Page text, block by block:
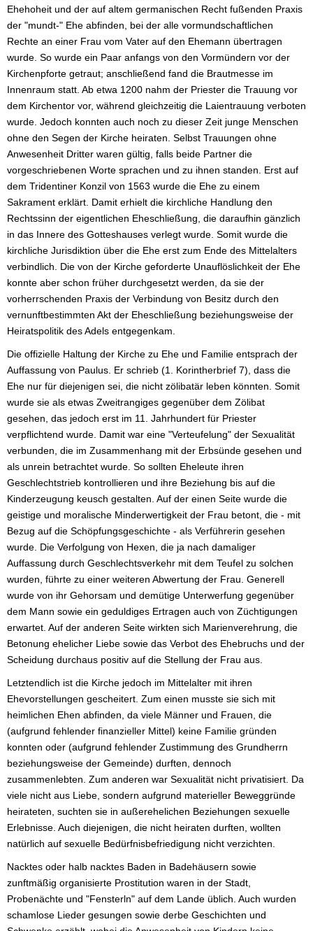
Ehehoheit und der auf altem germanischen Recht fußenden Praxis
der "mundt-" Ehe abfinden, bei der alle vormundschaftlichen
Rechte an einer Frau vom Vater auf den Ehemann übertragen
wurde. So wurde ein Paar anfangs von den Vormündern vor der
Kirchenpforte getraut; anschließend fand die Brautmesse im
Innenraum statt. Ab etwa 1200 nahm der Priester die Trauung vor
dem Kirchentor vor, während gleichzeitig die Laientrauung verboten
wurde. Jedoch konnten auch noch zu dieser Zeit junge Menschen
ohne den Segen der Kirche heiraten. Selbst Trauungen ohne
Anwesenheit Dritter waren gültig, falls beide Partner die
vorgeschriebenen Worte sprachen und zu ihnen standen. Erst auf
dem Tridentiner Konzil von 1563 wurde die Ehe zu einem
Sakrament erklärt. Damit erhielt die kirchliche Handlung den
Rechtssinn der eigentlichen Eheschließung, die daraufhin gänzlich
in das Innere des Gotteshauses verlegt wurde. Somit wurde die
kirchliche Jurisdiktion über die Ehe erst zum Ende des Mittelalters
verbindlich. Die von der Kirche geforderte Unauflöslichkeit der Ehe
konnte aber schon früher durchgesetzt werden, da sie der
vorherrschenden Praxis der Verbindung von Besitz durch den
vernunftbestimmten Akt der Eheschließung beziehungsweise der
Heiratspolitik des Adels entgegenkam.
Die offizielle Haltung der Kirche zu Ehe und Familie entsprach der
Auffassung von Paulus. Er schrieb (1. Korintherbrief 7), dass die
Ehe nur für diejenigen sei, die nicht zölibatär leben könnten. Somit
wurde sie als etwas Zweitrangiges gegenüber dem Zölibat
gesehen, das jedoch erst im 11. Jahrhundert für Priester
verpflichtend wurde. Damit war eine "Verteufelung" der Sexualität
verbunden, die im Zusammenhang mit der Erbsünde gesehen und
als unrein betrachtet wurde. So sollten Eheleute ihren
Geschlechtstrieb kontrollieren und ihre Beziehung bis auf die
Kinderzeugung keusch gestalten. Auf der einen Seite wurde die
geistige und moralische Minderwertigkeit der Frau betont, die - mit
Bezug auf die Schöpfungsgeschichte - als Verführerin gesehen
wurde. Die Verfolgung von Hexen, die ja nach damaliger
Auffassung durch Geschlechtsverkehr mit dem Teufel zu solchen
wurden, führte zu einer weiteren Abwertung der Frau. Generell
wurde von ihr Gehorsam und demütige Unterwerfung gegenüber
dem Mann sowie ein geduldiges Ertragen auch von Züchtigungen
erwartet. Auf der anderen Seite wirkten sich Marienverehrung, die
Betonung ehelicher Liebe sowie das Verbot des Ehebruchs und der
Scheidung durchaus positiv auf die Stellung der Frau aus.
Letztendlich ist die Kirche jedoch im Mittelalter mit ihren
Ehevorstellungen gescheitert. Zum einen musste sie sich mit
heimlichen Ehen abfinden, da viele Männer und Frauen, die
(aufgrund fehlender finanzieller Mittel) keine Familie gründen
konnten oder (aufgrund fehlender Zustimmung des Grundherrn
beziehungsweise der Gemeinde) durften, dennoch
zusammenlebten. Zum anderen war Sexualität nicht privatisiert. Da
viele nicht aus Liebe, sondern aufgrund materieller Beweggründe
heirateten, suchten sie in außerehelichen Beziehungen sexuelle
Erlebnisse. Auch diejenigen, die nicht heiraten durften, wollten
natürlich auf sexuelle Bedürfnisbefriedigung nicht verzichten.
Nacktes oder halb nacktes Baden in Badehäusern sowie
zunftmäßig organisierte Prostitution waren in der Stadt,
Probenächte und "Fensterln" auf dem Lande üblich. Auch wurden
schamlose Lieder gesungen sowie derbe Geschichten und